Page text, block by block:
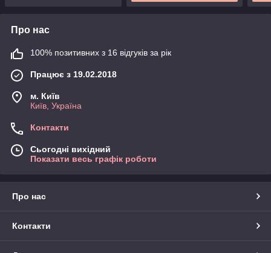
Про нас
100% позитивних з 16 відгуків за рік
Працює з 19.02.2018
м. Київ
Київ, Україна
Контакти
Сьогодні вихідний
Показати весь графік роботи
Про нас
Контакти